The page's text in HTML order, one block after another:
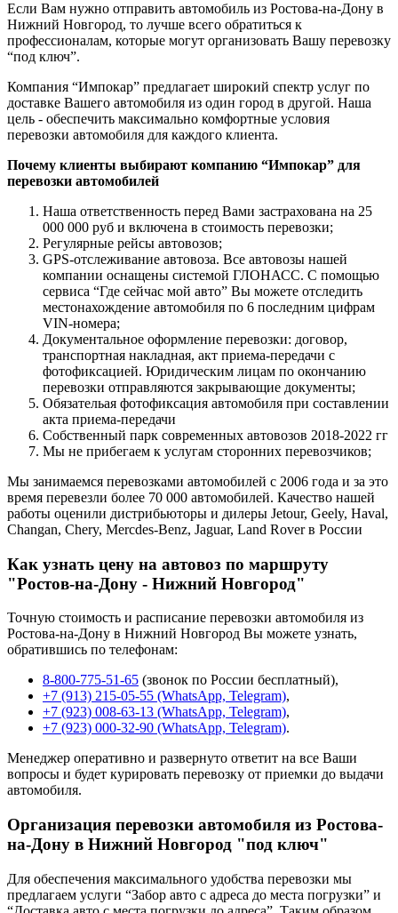
Если Вам нужно отправить автомобиль из Ростова-на-Дону в
Нижний Новгород, то лучше всего обратиться к
профессионалам, которые могут организовать Вашу перевозку
“под ключ”.
Компания “Импокар” предлагает широкий спектр услуг по
доставке Вашего автомобиля из один город в другой. Наша
цель - обеспечить максимально комфортные условия
перевозки автомобиля для каждого клиента.
Почему клиенты выбирают компанию “Импокар” для
перевозки автомобилей
Наша ответственность перед Вами застрахована на 25
000 000 руб и включена в стоимость перевозки;
Регулярные рейсы автовозов;
GPS-отслеживание автовоза. Все автовозы нашей
компании оснащены системой ГЛОНАСС. С помощью
сервиса “Где сейчас мой авто” Вы можете отследить
местонахождение автомобиля по 6 последним цифрам
VIN-номера;
Документальное оформление перевозки: договор,
транспортная накладная, акт приема-передачи с
фотофиксацией. Юридическим лицам по окончанию
перевозки отправляются закрывающие документы;
Обязательая фотофиксация автомобиля при составлении
акта приема-передачи
Собственный парк современных автовозов 2018-2022 гг
Мы не прибегаем к услугам сторонних перевозчиков;
Мы занимаемся перевозками автомобилей с 2006 года и за это
время перевезли более 70 000 автомобилей. Качество нашей
работы оценили дистрибьюторы и дилеры Jetour, Geely, Haval,
Changan, Chery, Mercdes-Benz, Jaguar, Land Rover в России
Как узнать цену на автовоз по маршруту
"Ростов-на-Дону - Нижний Новгород"
Точную стоимость и расписание перевозки автомобиля из
Ростова-на-Дону в Нижний Новгород Вы можете узнать,
обратившись по телефонам:
8-800-775-51-65 (звонок по России бесплатный),
+7 (913) 215-05-55 (WhatsApp, Telegram),
+7 (923) 008-63-13 (WhatsApp, Telegram),
+7 (923) 000-32-90 (WhatsApp, Telegram).
Менеджер оперативно и развернуто ответит на все Ваши
вопросы и будет курировать перевозку от приемки до выдачи
автомобиля.
Организация перевозки автомобиля из Ростова-
на-Дону в Нижний Новгород "под ключ"
Для обеспечения максимального удобства перевозки мы
предлагаем услуги “Забор авто с адреса до места погрузки” и